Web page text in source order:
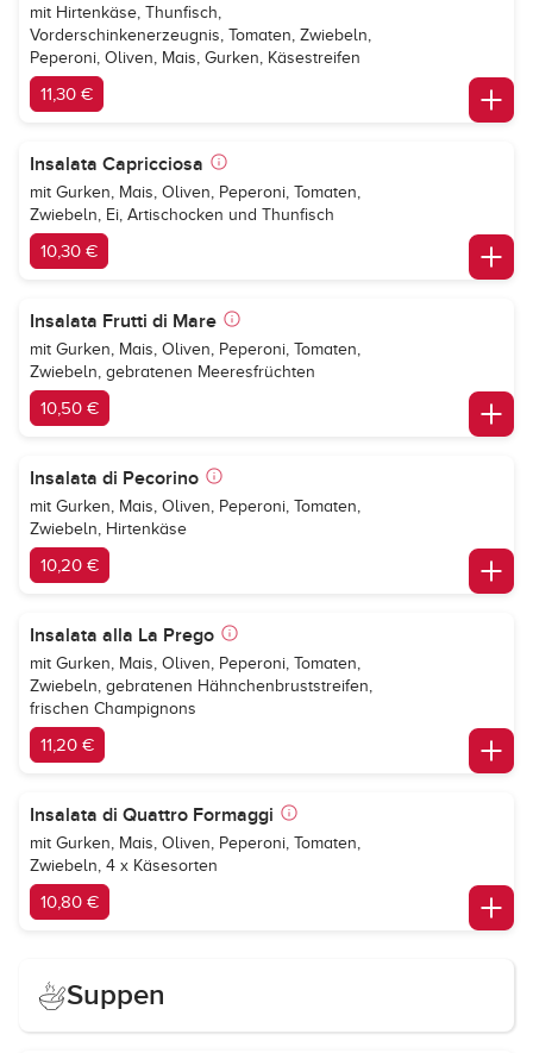
mit Hirtenkäse, Thunfisch,
Vorderschinkenerzeugnis, Tomaten, Zwiebeln,
Peperoni, Oliven, Mais, Gurken, Käsestreifen
11,30 €
Insalata Capricciosa
mit Gurken, Mais, Oliven, Peperoni, Tomaten,
Zwiebeln, Ei, Artischocken und Thunfisch
10,30 €
Insalata Frutti di Mare
mit Gurken, Mais, Oliven, Peperoni, Tomaten,
Zwiebeln, gebratenen Meeresfrüchten
10,50 €
Insalata di Pecorino
mit Gurken, Mais, Oliven, Peperoni, Tomaten,
Zwiebeln, Hirtenkäse
10,20 €
Insalata alla La Prego
mit Gurken, Mais, Oliven, Peperoni, Tomaten,
Zwiebeln, gebratenen Hähnchenbruststreifen,
frischen Champignons
11,20 €
Insalata di Quattro Formaggi
mit Gurken, Mais, Oliven, Peperoni, Tomaten,
Zwiebeln, 4 x Käsesorten
10,80 €
Suppen